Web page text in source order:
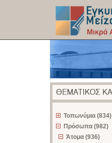
Τοπωνύμια (834)
Πρόσωπα (982)
Άτομα (936)